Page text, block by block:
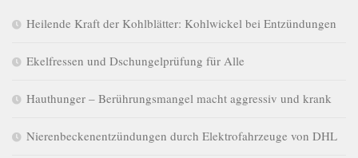
Heilende Kraft der Kohlblätter: Kohlwickel bei Entzündungen
Ekelfressen und Dschungelprüfung für Alle
Hauthunger – Berührungsmangel macht aggressiv und krank
Nierenbeckenentzündungen durch Elektrofahrzeuge von DHL